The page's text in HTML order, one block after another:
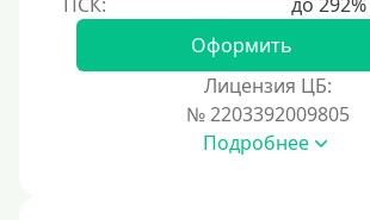
Категории заемщиков
Несовершеннолетним
Оформить
Лицензия ЦБ:
№ 2203392009805
Подробнее